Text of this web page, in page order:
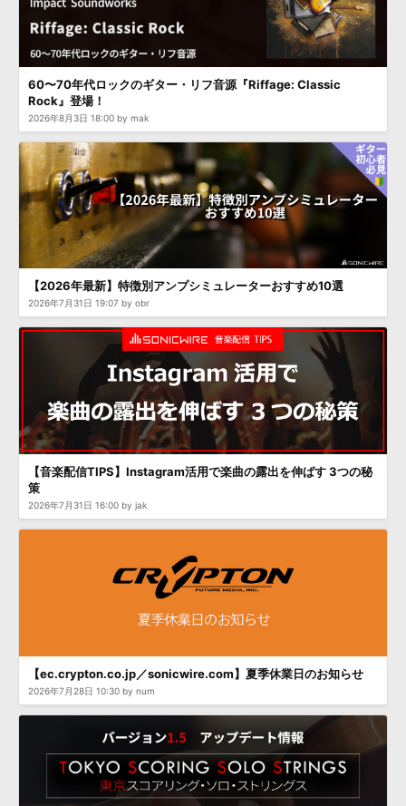
60〜70年代ロックのギター・リフ音源『Riffage: Classic
Rock』登場！
2026年8月3日 18:00 by mak
【2026年最新】特徴別アンプシミュレーターおすすめ10選
2026年7月31日 19:07 by obr
【音楽配信TIPS】Instagram活用で楽曲の露出を伸ばす 3つの秘
策
2026年7月31日 16:00 by jak
【ec.crypton.co.jp／sonicwire.com】夏季休業日のお知らせ
2026年7月28日 10:30 by num